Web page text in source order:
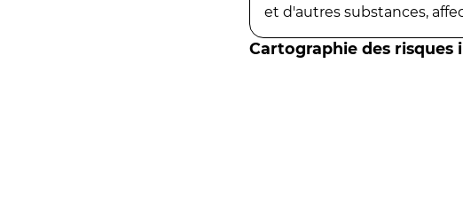
et d'autres substances,
Cartographie des